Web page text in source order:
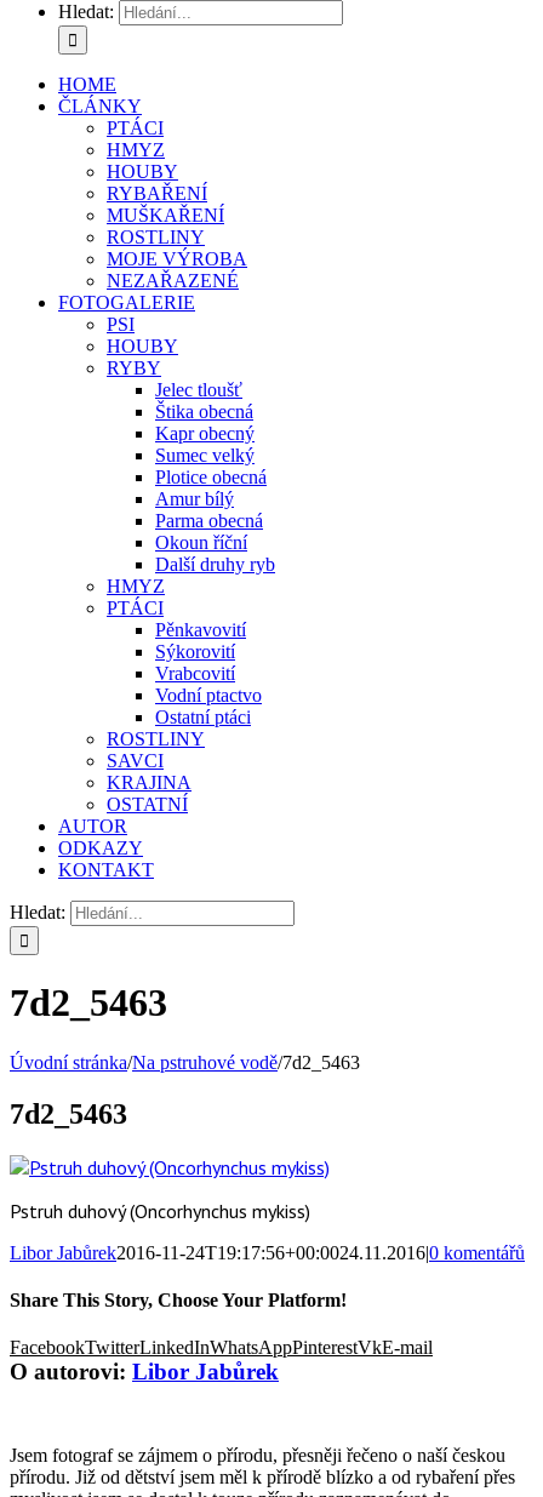
Hledat:
HOME
ČLÁNKY
PTÁCI
HMYZ
HOUBY
RYBAŘENÍ
MUŠKAŘENÍ
ROSTLINY
MOJE VÝROBA
NEZAŘAZENÉ
FOTOGALERIE
PSI
HOUBY
RYBY
Jelec tloušť
Štika obecná
Kapr obecný
Sumec velký
Plotice obecná
Amur bílý
Parma obecná
Okoun říční
Další druhy ryb
HMYZ
PTÁCI
Pěnkavovití
Sýkorovití
Vrabcovití
Vodní ptactvo
Ostatní ptáci
ROSTLINY
SAVCI
KRAJINA
OSTATNÍ
AUTOR
ODKAZY
KONTAKT
Hledat:
7d2_5463
Úvodní stránka/Na pstruhové vodě/7d2_5463
7d2_5463
Pstruh duhový (Oncorhynchus mykiss)
Libor Jabůrek2016-11-24T19:17:56+00:0024.11.2016|0 komentářů
Share This Story, Choose Your Platform!
FacebookTwitterLinkedInWhatsAppPinterestVkE-mail
O autorovi: Libor Jabůrek
Jsem fotograf se zájmem o přírodu, přesněji řečeno o naší českou
přírodu. Již od dětství jsem měl k přírodě blízko a od rybaření přes